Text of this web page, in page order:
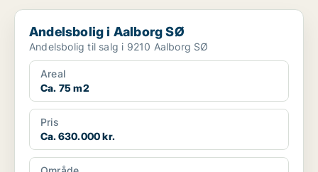
Andelsbolig i Aalborg SØ
Andelsbolig i Aalborg SØ
Andelsbolig til salg i 9210 Aalborg SØ
Areal
Ca. 75 m2
Pris
Ca. 630.000 kr.